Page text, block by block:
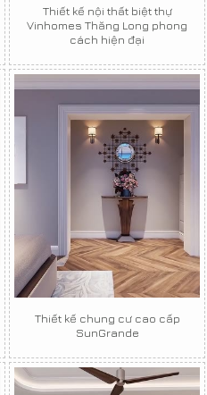
Thiết kế nội thất biệt thự
Vinhomes Thăng Long phong
cách hiện đại
Thiết kế chung cư cao cấp
SunGrande